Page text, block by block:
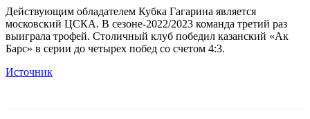
Действующим обладателем Кубка Гагарина является
московский ЦСКА. В сезоне-2022/2023 команда третий раз
выиграла трофей. Столичный клуб победил казанский «Ак
Барс» в серии до четырех побед со счетом 4:3.
Источник